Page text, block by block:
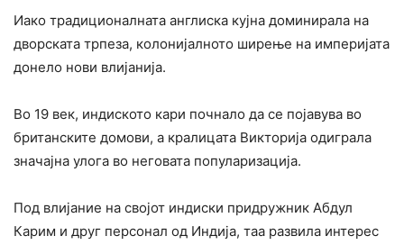
Иако традиционалната англиска кујна доминирала на
дворската трпеза, колонијалното ширење на империјата
донело нови влијанија.
Во 19 век, индиското кари почнало да се појавува во
британските домови, а кралицата Викторија одиграла
значајна улога во неговата популаризација.
Под влијание на својот индиски придружник Абдул
Карим и друг персонал од Индија, таа развила интерес